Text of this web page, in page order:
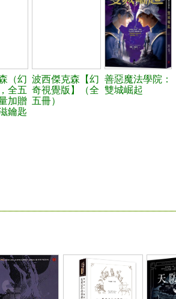
（幻
全五
加贈
鑰匙
波西傑克森【幻
奇視覺版】（全
五冊）
善惡魔法學院：
雙城崛起